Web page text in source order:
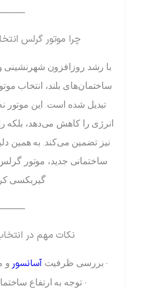
چرا موتور گرلس
با رشد روزافزون شهرنشینی و
ساختمان‌های بلند، انتخاب
تبدیل شده است. این موتور
انرژی را کاهش می‌دهد، بلکه
نیز تضمین می‌کند. به همین
ساختمانی جدید، موتور
گیربکسی
نکات مهم در
• بررسی ظرفیتآسانسور و
• توجه به ارتفاع